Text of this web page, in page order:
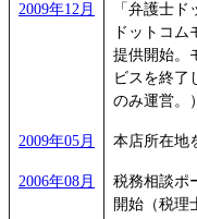
2009年12月
「弁護士
ドットコ
提供開始。
ビスを終了
のみ運営。）
2009年05月 本店所在地
2006年08月
税務相談ポ
開始（税理